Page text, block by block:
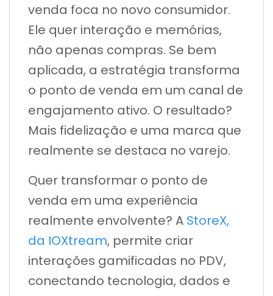
venda foca no novo consumidor.
Ele quer interação e memórias,
não apenas compras. Se bem
aplicada, a estratégia transforma
o ponto de venda em um canal de
engajamento ativo. O resultado?
Mais fidelização e uma marca que
realmente se destaca no varejo.
Quer transformar o ponto de
venda em uma experiência
realmente envolvente? A StoreX,
da IOXtream, permite criar
interações gamificadas no PDV,
conectando tecnologia, dados e